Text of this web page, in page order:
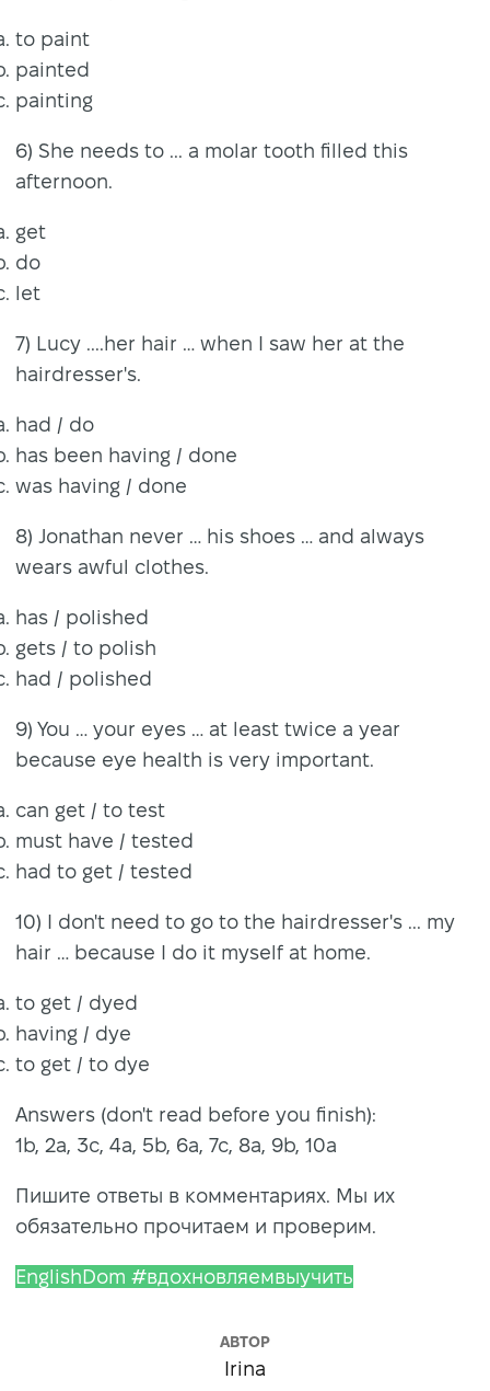
to paint
painted
painting
6) She needs to ... a molar tooth filled this
afternoon.
get
do
let
7) Lucy ....her hair … when I saw her at the
hairdresser's.
had / do
has been having / done
was having / done
8) Jonathan never … his shoes … and always
wears awful clothes.
has / polished
gets / to polish
had / polished
9) You … your eyes … at least twice a year
because eye health is very important.
can get / to test
must have / tested
had to get / tested
10) I don't need to go to the hairdresser's ... my
hair … because I do it myself at home.
to get / dyed
having / dye
to get / to dye
Answers (don't read before you finish):
1b, 2a, 3c, 4a, 5b, 6a, 7c, 8a, 9b, 10a
Пишите ответы в комментариях. Мы их
обязательно прочитаем и проверим.
EnglishDom #вдохновляемвыучить
АВТОР
Irina